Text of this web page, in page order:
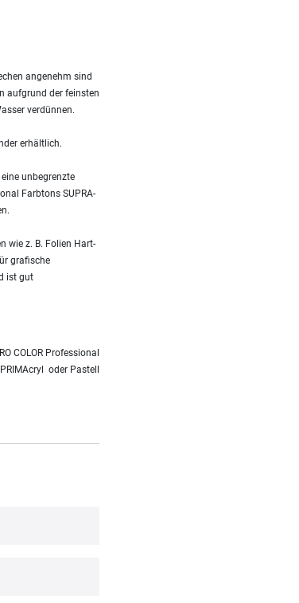
angenehm sind
aufgrund der feinsten
verdünnen.
erhältlich.
unbegrenzte
Farbtons SUPRA-
wie z. B. Folien Hart-
grafische
ist gut
COLOR Professional
oder Pastell